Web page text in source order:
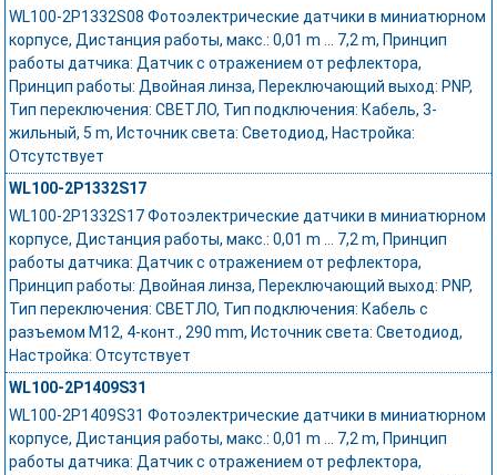
WL100-2P1332S08 Фотоэлектрические датчики в миниатюрном
корпусе, Дистанция работы, макс.: 0,01 m ... 7,2 m, Принцип
работы датчика: Датчик с отражением от рефлектора,
Принцип работы: Двойная линза, Переключающий выход: PNP,
Тип переключения: СВЕТЛО, Тип подключения: Кабель, 3-
жильный, 5 m, Источник света: Светодиод, Настройка:
Отсутствует
WL100-2P1332S17
WL100-2P1332S17 Фотоэлектрические датчики в миниатюрном
корпусе, Дистанция работы, макс.: 0,01 m ... 7,2 m, Принцип
работы датчика: Датчик с отражением от рефлектора,
Принцип работы: Двойная линза, Переключающий выход: PNP,
Тип переключения: СВЕТЛО, Тип подключения: Кабель с
разъемом M12, 4-конт., 290 mm, Источник света: Светодиод,
Настройка: Отсутствует
WL100-2P1409S31
WL100-2P1409S31 Фотоэлектрические датчики в миниатюрном
корпусе, Дистанция работы, макс.: 0,01 m ... 7,2 m, Принцип
работы датчика: Датчик с отражением от рефлектора,